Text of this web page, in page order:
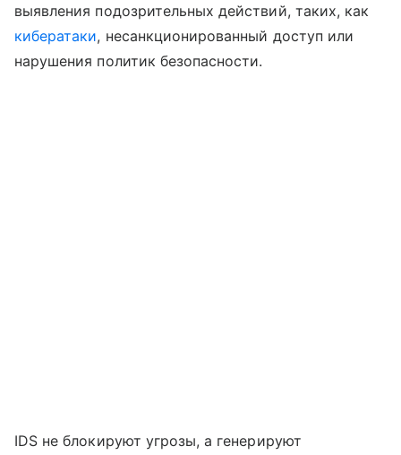
выявления подозрительных действий, таких, как
кибератаки, несанкционированный доступ или
нарушения политик безопасности.
IDS не блокируют угрозы, а генерируют